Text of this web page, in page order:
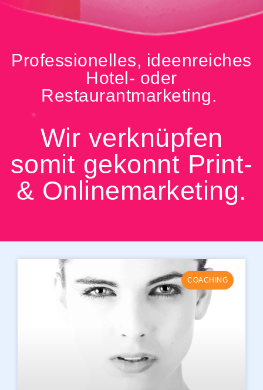
Professionelles, ideenreiches
Hotel- oder
Restaurantmarketing.
Wir verknüpfen
somit gekonnt Print-
& Onlinemarketing.
COACHING